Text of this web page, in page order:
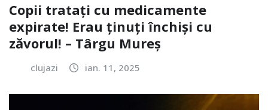
Copii tratați cu medicamente
expirate! Erau ținuți închiși cu
zăvorul! – Târgu Mureș
clujazi ian. 11, 2025